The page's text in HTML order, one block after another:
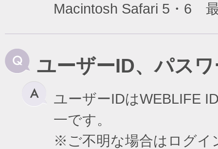
Macintosh Safari 5・6
ユーザーID、パス
ユーザーIDはWEBLIFE
一です。
※ご不明な場合はログイ